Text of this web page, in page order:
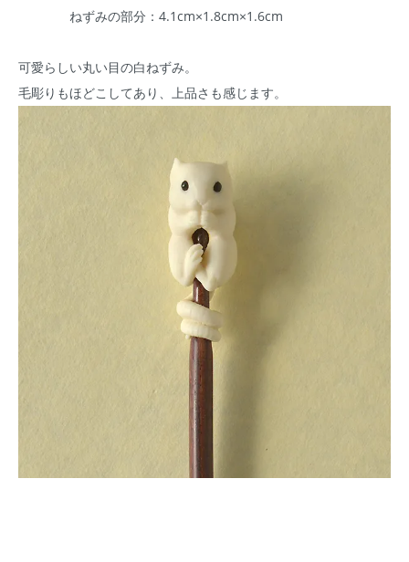
ねずみの部分：4.1cm×1.8cm×1.6cm
可愛らしい丸い目の白ねずみ。
毛彫りもほどこしてあり、上品さも感じます。